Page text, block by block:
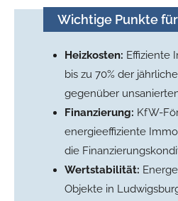
Wichtige Punkte
Heizkosten: Effiziente
bis zu 70% der
gegenüber
Finanzierung: KfW-
energieeffiziente
die
Wertstabilität:
Objekte in